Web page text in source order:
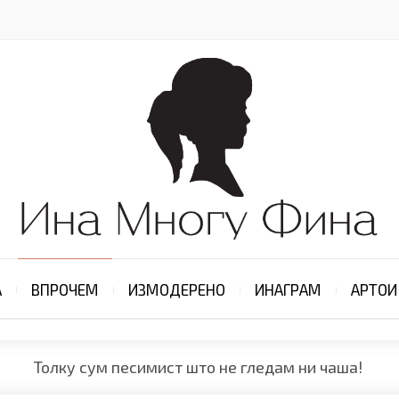
ВПРОЧЕМ ИЗМОДЕРЕНО ИНАГРАМ АРТОИ
Толку сум песимист што не гледам ни чаша!